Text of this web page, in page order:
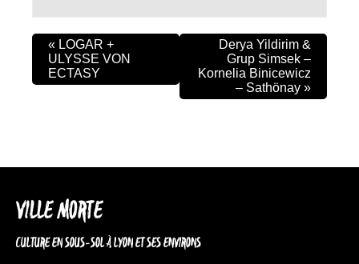
« LOGAR +
ULYSSE VON
ECTASY
Derya Yildirim &
Grup Simsek –
Kornelia Binicewicz
– Sathönay »
VILLE MORTE
CULTURE EN SOUS-SOL À LYON ET SES ENVIRONS